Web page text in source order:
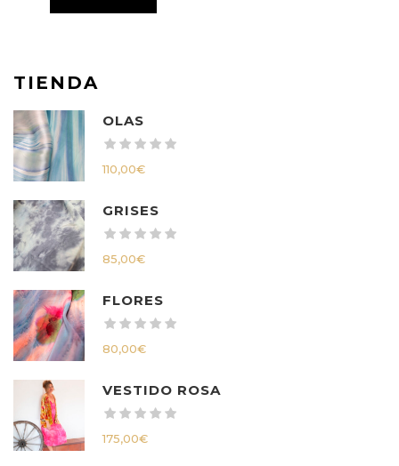
TIENDA
OLAS
110,00€
GRISES
85,00€
FLORES
80,00€
VESTIDO ROSA
175,00€